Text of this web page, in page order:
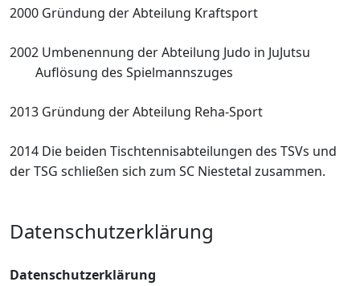
2000 Gründung der Abteilung Kraftsport
2002 Umbenennung der Abteilung Judo in JuJutsu
Auflösung des Spielmannszuges
2013 Gründung der Abteilung Reha-Sport
2014 Die beiden Tischtennisabteilungen des TSVs und
der TSG schließen sich zum SC Niestetal zusammen.
Datenschutzerklärung
Datenschutzerklärung